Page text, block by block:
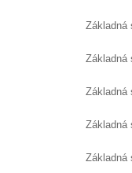
Základná
Základná
Základná
Základná
Základná